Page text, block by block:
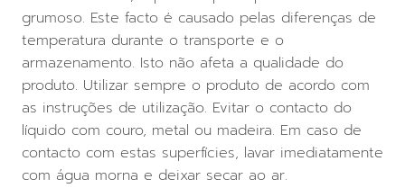
grumoso. Este facto é causado pelas diferenças de
temperatura durante o transporte e o
armazenamento. Isto não afeta a qualidade do
produto. Utilizar sempre o produto de acordo com
as instruções de utilização. Evitar o contacto do
líquido com couro, metal ou madeira. Em caso de
contacto com estas superfícies, lavar imediatamente
com água morna e deixar secar ao ar.